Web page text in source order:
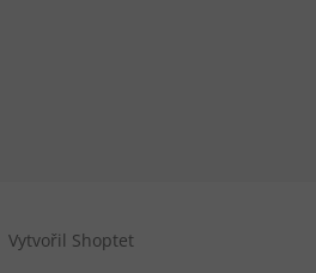
Vytvořil Shoptet